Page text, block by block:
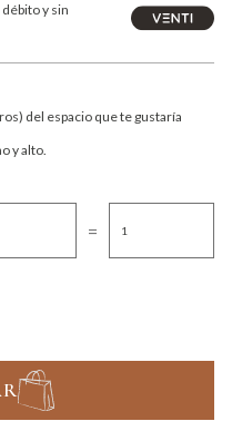
débito y sin
del espacio que te gustaría
y alto.
=